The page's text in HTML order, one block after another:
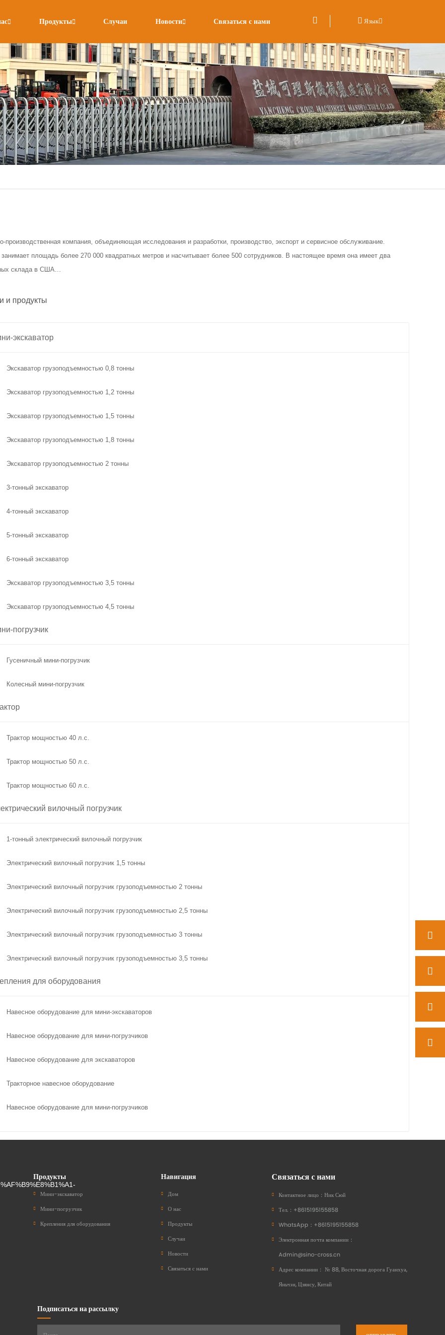
Продукты Случаи Новости Связаться с нами Язык
производственная компания, объединяющая исследования и разработки, производство, экспорт и сервисное обслуживание.
площадь более 270 000 квадратных метров и насчитывает более 500 сотрудников. В настоящее время она имеет два
склада в США…
и продукты
экскаватор
Экскаватор грузоподъемностью 0,8 тонны
Экскаватор грузоподъемностью 1,2 тонны
Экскаватор грузоподъемностью 1,5 тонны
Экскаватор грузоподъемностью 1,8 тонны
Экскаватор грузоподъемностью 2 тонны
3-тонный экскаватор
4-тонный экскаватор
5-тонный экскаватор
6-тонный экскаватор
Экскаватор грузоподъемностью 3,5 тонны
Экскаватор грузоподъемностью 4,5 тонны
погрузчик
Гусеничный мини-погрузчик
Колесный мини-погрузчик
Трактор мощностью 40 л.с.
Трактор мощностью 50 л.с.
Трактор мощностью 60 л.с.
вилочный погрузчик
1-тонный электрический вилочный погрузчик
Электрический вилочный погрузчик 1,5 тонны
Электрический вилочный погрузчик грузоподъемностью 2 тонны
Электрический вилочный погрузчик грузоподъемностью 2,5 тонны
Электрический вилочный погрузчик грузоподъемностью 3 тонны
Электрический вилочный погрузчик грузоподъемностью 3,5 тонны
для оборудования
Навесное оборудование для мини-экскаваторов
Навесное оборудование для мини-погрузчиков
Навесное оборудование для экскаваторов
Тракторное навесное оборудование
Навесное оборудование для мини-погрузчиков
Продукты
Мини-экскаватор
Мини-погрузчик
Крепления для оборудования
Навигация
Дом
О нас
Продукты
Случаи
Новости
Связаться с нами
Связаться с нами
Контактное лицо： Ник Сюй
Тел.： +8615195155858
WhatsApp： +8615195155858
Электронная почта компании：
Admin@sino-cross.cn
Адрес компании： № 88, Восточная дорога Гуанхуа,
Яньчэн, Цзянсу, Китай
Подписаться на рассылку